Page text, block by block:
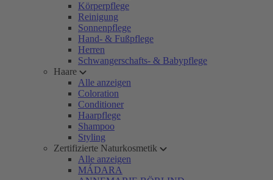
Körperpflege
Reinigung
Sonnenpflege
Hand- & Fußpflege
Herren
Schwangerschafts- & Babypflege
Haare
Alle anzeigen
Coloration
Conditioner
Haarpflege
Shampoo
Styling
Zertifizierte Naturkosmetik
Alle anzeigen
MÁDARA